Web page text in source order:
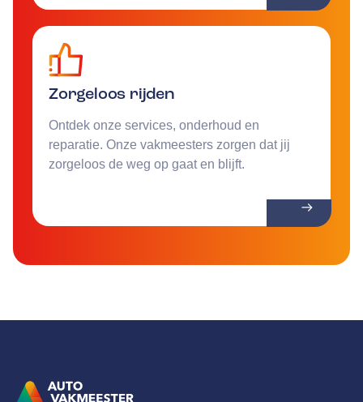
Zorgeloos rijden
Ontdek onze services, onderhoud en
reparatie. Onze vakmeesters zorgen dat jij
zorgeloos de weg op gaat en blijft.